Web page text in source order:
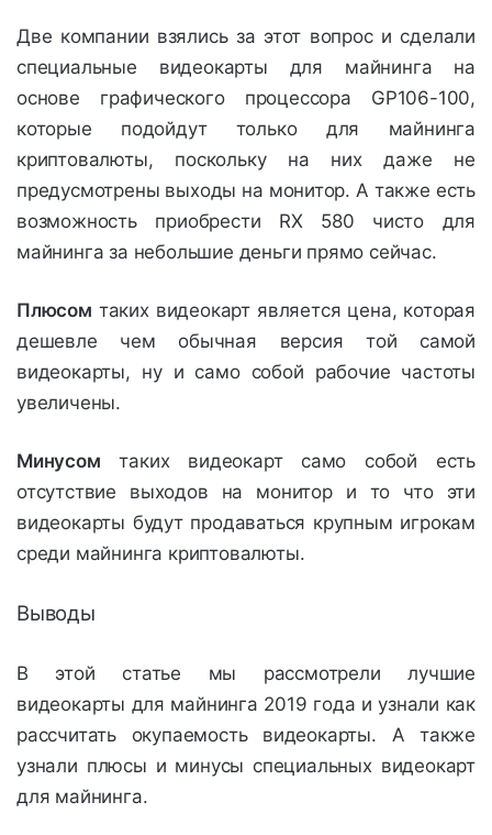
Две компании взялись за этот вопрос и сделали
специальные видеокарты для майнинга на
основе графического процессора GP106-100,
которые подойдут только для майнинга
криптовалюты, поскольку на них даже не
предусмотрены выходы на монитор. А также есть
возможность приобрести RX 580 чисто для
майнинга за небольшие деньги прямо сейчас.
Плюсом таких видеокарт является цена, которая
дешевле чем обычная версия той самой
видеокарты, ну и само собой рабочие частоты
увеличены.
Минусом таких видеокарт само собой есть
отсутствие выходов на монитор и то что эти
видеокарты будут продаваться крупным игрокам
среди майнинга криптовалюты.
Выводы
В этой статье мы рассмотрели лучшие
видеокарты для майнинга 2019 года и узнали как
рассчитать окупаемость видеокарты. А также
узнали плюсы и минусы специальных видеокарт
для майнинга.